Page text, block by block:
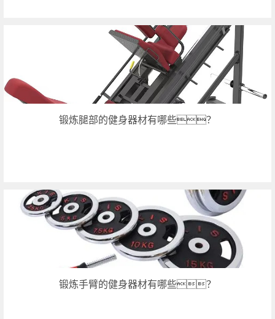
锻炼腿部的健身器材有哪些？
锻炼手臂的健身器材有哪些？